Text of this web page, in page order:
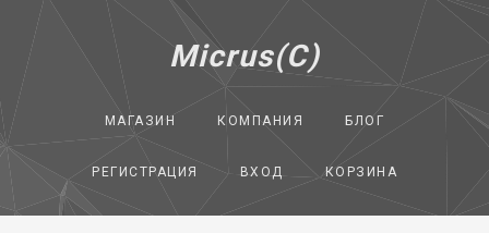
Micrus(C)
МАГАЗИН КОМПАНИЯ БЛОГ
РЕГИСТРАЦИЯ ВХОД КОРЗИНА